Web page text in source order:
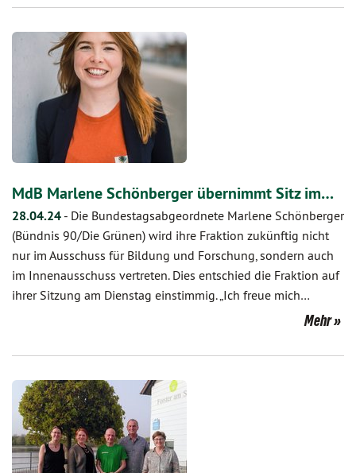
MdB Marlene Schönberger übernimmt Sitz im…
28.04.24 - Die Bundestagsabgeordnete Marlene Schönberger
(Bündnis 90/Die Grünen) wird ihre Fraktion zukünftig nicht
nur im Ausschuss für Bildung und Forschung, sondern auch
im Innenausschuss vertreten. Dies entschied die Fraktion auf
ihrer Sitzung am Dienstag einstimmig. „Ich freue mich…
Mehr